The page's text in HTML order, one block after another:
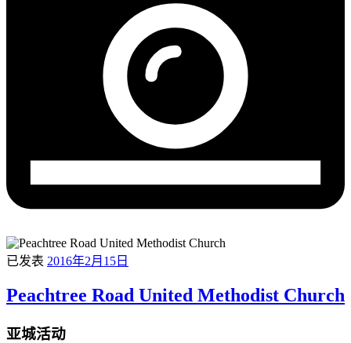
已发表 2016年2月15日
Peachtree Road United Methodist Church
亚城活动